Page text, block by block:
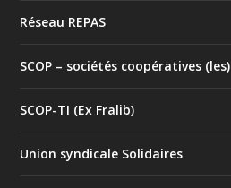
Réseau REPAS
SCOP – sociétés coopératives (les)
SCOP-TI (Ex Fralib)
Union syndicale Solidaires